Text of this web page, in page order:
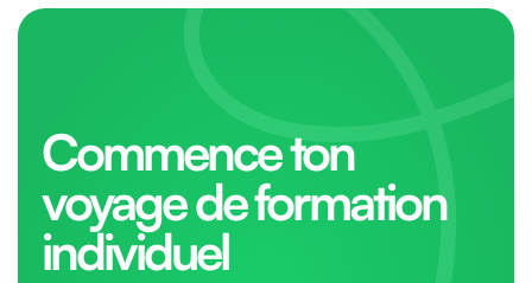
Commence ton
voyage de formation
individuel